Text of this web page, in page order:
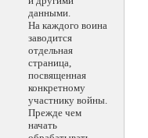
данными.
На каждого воина
заводится
отдельная
страница,
посвященная
конкретному
участнику войны.
Прежде чем
начать